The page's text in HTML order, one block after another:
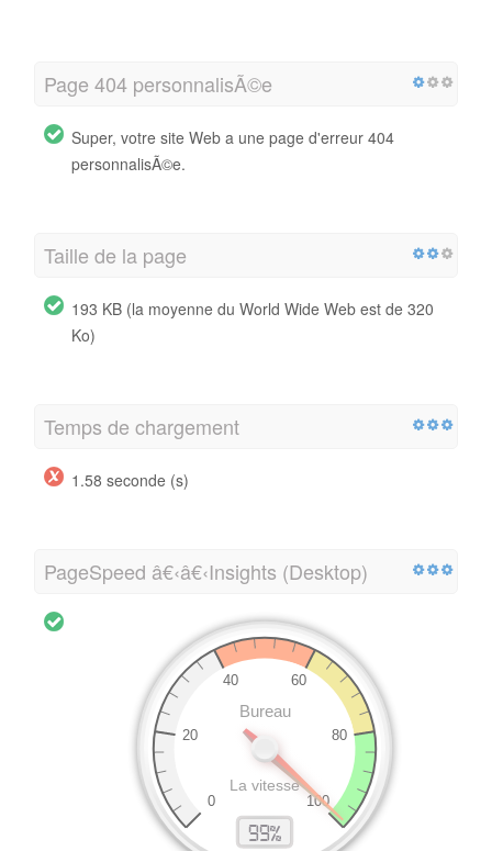
Page 404 personnalisÃ©e
Super, votre site Web a une page d'erreur 404
personnalisÃ©e.
Taille de la page
193 KB (la moyenne du World Wide Web est de 320
Ko)
Temps de chargement
1.58 seconde (s)
PageSpeed â€‹â€‹Insights (Desktop)